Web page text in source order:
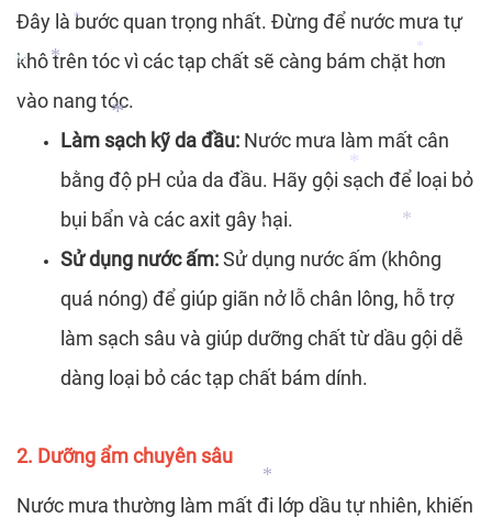
*
*
*
*
*
*
*
Đây là bước quan trọng nhất. Đừng để nước mưa tự
khô trên tóc vì các tạp chất sẽ càng bám chặt hơn
vào nang tóc.
Làm sạch kỹ da đầu: Nước mưa làm mất cân
bằng độ pH của da đầu. Hãy gội sạch để loại bỏ
bụi bẩn và các axit gây hại.
Sử dụng nước ấm:Sử dụng nước ấm (không
quá nóng) để giúp giãn nở lỗ chân lông, hỗ trợ
làm sạch sâu và giúp dưỡng chất từ dầu gội dễ
dàng loại bỏ các tạp chất bám dính.
2. Dưỡng ẩm chuyên sâu
Nước mưa thường làm mất đi lớp dầu tự nhiên, khiến